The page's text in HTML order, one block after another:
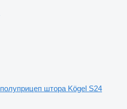
полуприцеп штора Kögel S24